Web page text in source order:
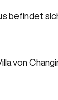
befindet
von